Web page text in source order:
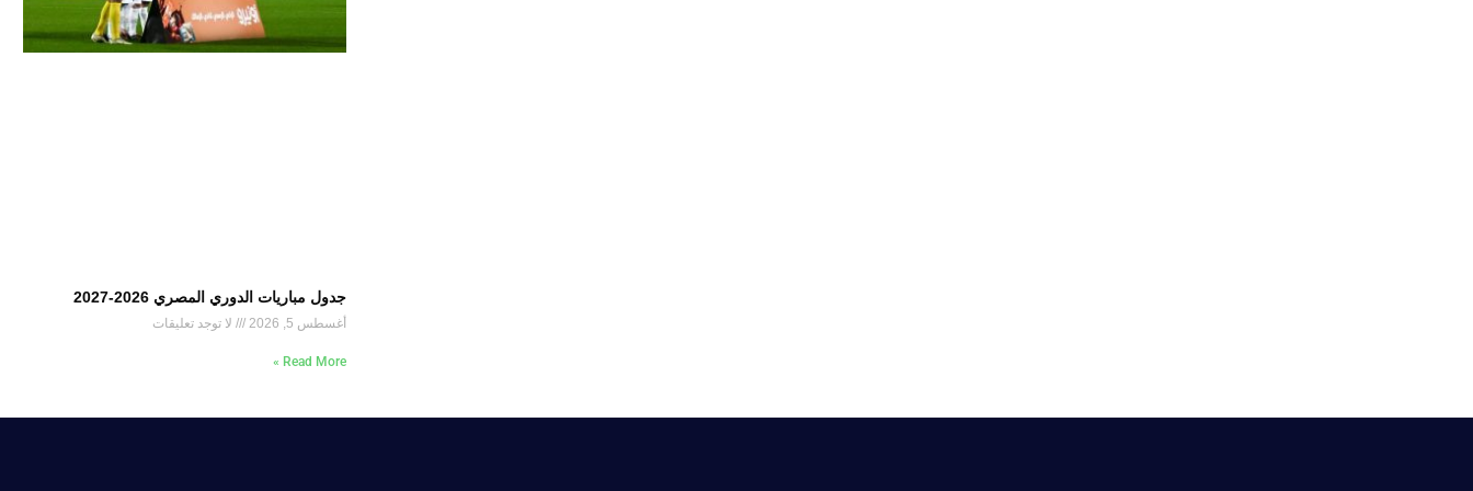
جدول مباريات الدوري المصري 2026-2027
أغسطس 5, 2026 لا توجد تعليقات
Read More »